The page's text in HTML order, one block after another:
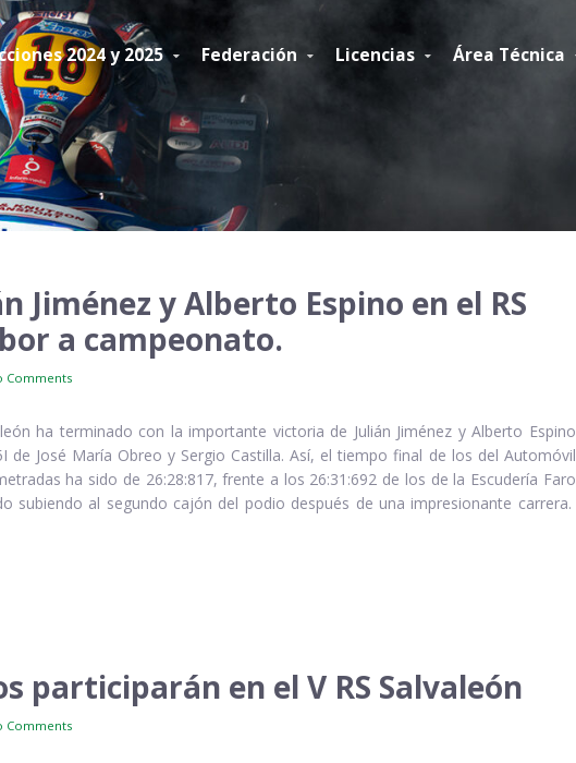
2024 y 2025 Federación Licencias Área Técnica
Jiménez y Alberto Espino en el RS
a campeonato.
Comments
ha terminado con la importante victoria de Julián Jiménez y Alberto Espino
José María Obreo y Sergio Castilla. Así, el tiempo final de los del Automóvil
ha sido de 26:28:817, frente a los 26:31:692 de los de la Escudería Faro
subiendo al segundo cajón del podio después de una impresionante carrera.
participarán en el V RS Salvaleón
Comments